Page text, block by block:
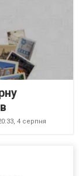
4 серпня